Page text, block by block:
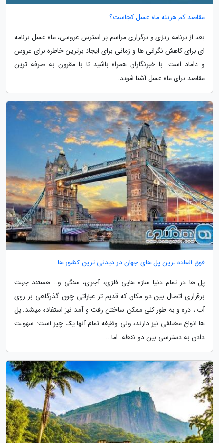
مقاصد کم هزینه ماه عسل کجاست؟
بعد از برنامه ریزی و برگزاری مراسم پر استرس عروسی، ماه عسل برنامه
ای برای کاهش نگرانی ها و زمانی برای ایجاد برترین خاطره برای عروس
و داماد است. با خبرنگاران همراه باشید تا با مقرون به صرفه ترین
مقاصد برای ماه عسل آشنا شوید.
فوق العاده ترین پل های جهان در دیدنی ترین کشور ها
پل ها در تمام دنیا سازه هایی فلزی، آجری، سنگی و.. هستند جهت
برقراری اتصال بین دو مکان که قدیم تر عباراتی چون گذرگاهی بر روی
آب ، دره و به طور کلی ممکن ساختن رفت و آمد نیز استفاده میشد. پل
ها انواع مختلفی نیز دارند، ولی وظیفه تمام آنها یک چیز است: سهولت
دادن به دسترسی بین دو نقطه. اما...